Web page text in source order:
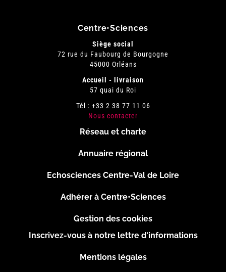
Centre•Sciences
Siège social
72 rue du Faubourg de Bourgogne
45000 Orléans
Accueil - livraison
57 quai du Roi
Tél : +33 2 38 77 11 06
Nous contacter
page
Réseau et charte
Annuaire régional
Echosciences Centre-Val de Loire
Adhérer à Centre•Sciences
Gestion des cookies
Inscrivez-vous à notre lettre d'informations
Mentions légales